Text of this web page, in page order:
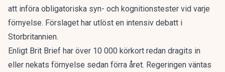
att införa obligatoriska syn- och kognitionstester vid varje
förnyelse. Förslaget har utlöst en intensiv debatt i
Storbritannien.
Enligt Brit Brief har över 10 000 körkort redan dragits in
eller nekats förnyelse sedan förra året. Regeringen väntas